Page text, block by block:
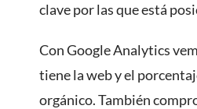
clave por las que está
Con Google Analytics
tiene la web y el
orgánico. También